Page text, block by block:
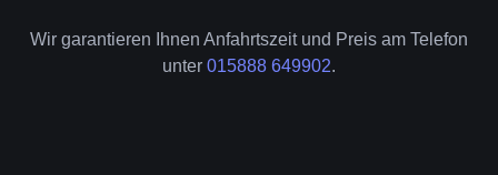
Wir garantieren Ihnen Anfahrtszeit und Preis am Telefon
unter 015888 649902.